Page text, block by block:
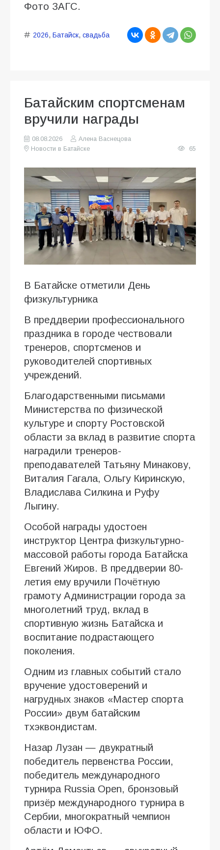
Фото ЗАГС.
2026, Батайск, свадьба
Батайским спортсменам
вручили награды
08.08.2026
Алена Васнецова
Новости в Батайске
65
В Батайске отметили День
физкультурника
В преддверии профессионального
праздника в городе чествовали
тренеров, спортсменов и
руководителей спортивных
учреждений.
Благодарственными письмами
Министерства по физической
культуре и спорту Ростовской
области за вклад в развитие спорта
наградили тренеров-
преподавателей Татьяну Минакову,
Виталия Гагала, Ольгу Киринскую,
Владислава Силкина и Руфу
Лыгину.
Особой награды удостоен
инструктор Центра физкультурно-
массовой работы города Батайска
Евгений Жиров. В преддверии 80-
летия ему вручили Почётную
грамоту Администрации города за
многолетний труд, вклад в
спортивную жизнь Батайска и
воспитание подрастающего
поколения.
Одним из главных событий стало
вручение удостоверений и
нагрудных знаков «Мастер спорта
России» двум батайским
тхэквондистам.
Назар Лузан — двукратный
победитель первенства России,
победитель международного
турнира Russia Open, бронзовый
призёр международного турнира в
Сербии, многократный чемпион
области и ЮФО.